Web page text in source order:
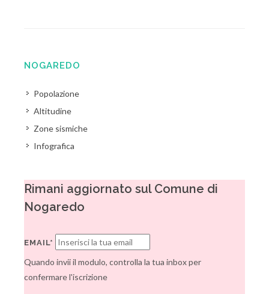
NOGAREDO
Popolazione
Altitudine
Zone sismiche
Infografica
Rimani aggiornato sul Comune di
Nogaredo
EMAIL*
Quando invii il modulo, controlla la tua inbox per
confermare l'iscrizione